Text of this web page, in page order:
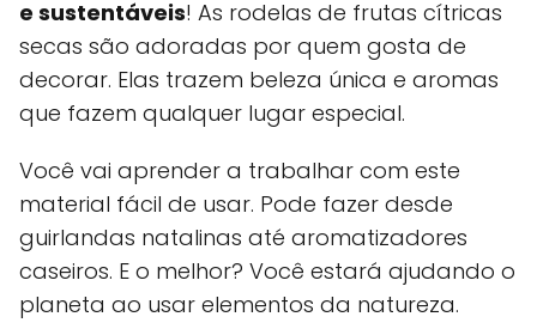
e sustentáveis! As rodelas de frutas cítricas
secas são adoradas por quem gosta de
decorar. Elas trazem beleza única e aromas
que fazem qualquer lugar especial.
Você vai aprender a trabalhar com este
material fácil de usar. Pode fazer desde
guirlandas natalinas até aromatizadores
caseiros. E o melhor? Você estará ajudando o
planeta ao usar elementos da natureza.